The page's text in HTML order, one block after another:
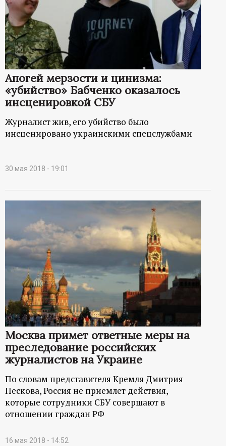
Апогей мерзости и цинизма:
«убийство» Бабченко оказалось
инсценировкой СБУ
Журналист жив, его убийство было
инсценировано украинскими спецслужбами
30 мая 2018 - 19:01
Москва примет ответные меры на
преследование российских
журналистов на Украине
По словам представителя Кремля Дмитрия
Пескова, Россия не приемлет действия,
которые сотрудники СБУ совершают в
отношении граждан РФ
16 мая 2018 - 14:52